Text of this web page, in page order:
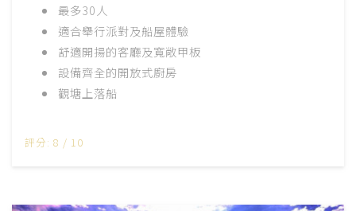
最多30人
適合舉行派對及船屋體驗
舒適開揚的客廳及寬敞甲板
設備齊全的開放式廚房
觀塘上落船
評分: 8 / 10